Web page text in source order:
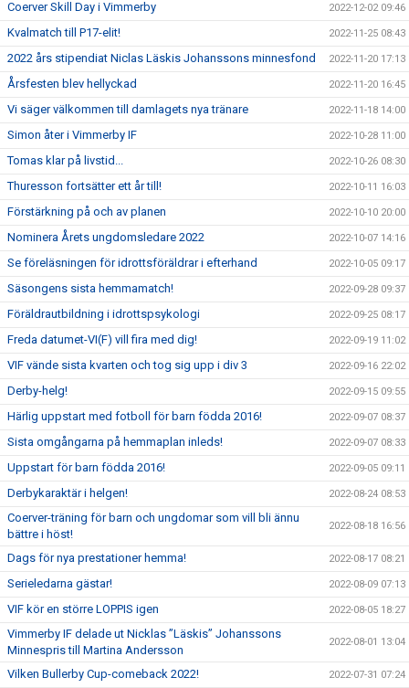
Coerver Skill Day i Vimmerby 2022-12-02 09:46
Kvalmatch till P17-elit! 2022-11-25 08:43
2022 års stipendiat Niclas Läskis Johanssons minnesfond 2022-11-20 17:13
Årsfesten blev hellyckad 2022-11-20 16:45
Vi säger välkommen till damlagets nya tränare 2022-11-18 14:00
Simon åter i Vimmerby IF 2022-10-28 11:00
Tomas klar på livstid... 2022-10-26 08:30
Thuresson fortsätter ett år till! 2022-10-11 16:03
Förstärkning på och av planen 2022-10-10 20:00
Nominera Årets ungdomsledare 2022 2022-10-07 14:16
Se föreläsningen för idrottsföräldrar i efterhand 2022-10-05 09:17
Säsongens sista hemmamatch! 2022-09-28 09:37
Föräldrautbildning i idrottspsykologi 2022-09-25 08:17
Freda datumet-VI(F) vill fira med dig! 2022-09-19 11:02
VIF vände sista kvarten och tog sig upp i div 3 2022-09-16 22:02
Derby-helg! 2022-09-15 09:55
Härlig uppstart med fotboll för barn födda 2016! 2022-09-07 08:37
Sista omgångarna på hemmaplan inleds! 2022-09-07 08:33
Uppstart för barn födda 2016! 2022-09-05 09:11
Derbykaraktär i helgen! 2022-08-24 08:53
Coerver-träning för barn och ungdomar som vill bli ännu
bättre i höst!
2022-08-18 16:56
Dags för nya prestationer hemma! 2022-08-17 08:21
Serieledarna gästar! 2022-08-09 07:13
VIF kör en större LOPPIS igen 2022-08-05 18:27
Vimmerby IF delade ut Nicklas ”Läskis” Johanssons
Minnespris till Martina Andersson
2022-08-01 13:04
Vilken Bullerby Cup-comeback 2022! 2022-07-31 07:24